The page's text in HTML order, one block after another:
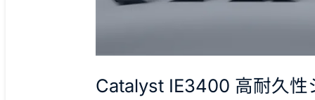
Catalyst IE3400 高耐久性